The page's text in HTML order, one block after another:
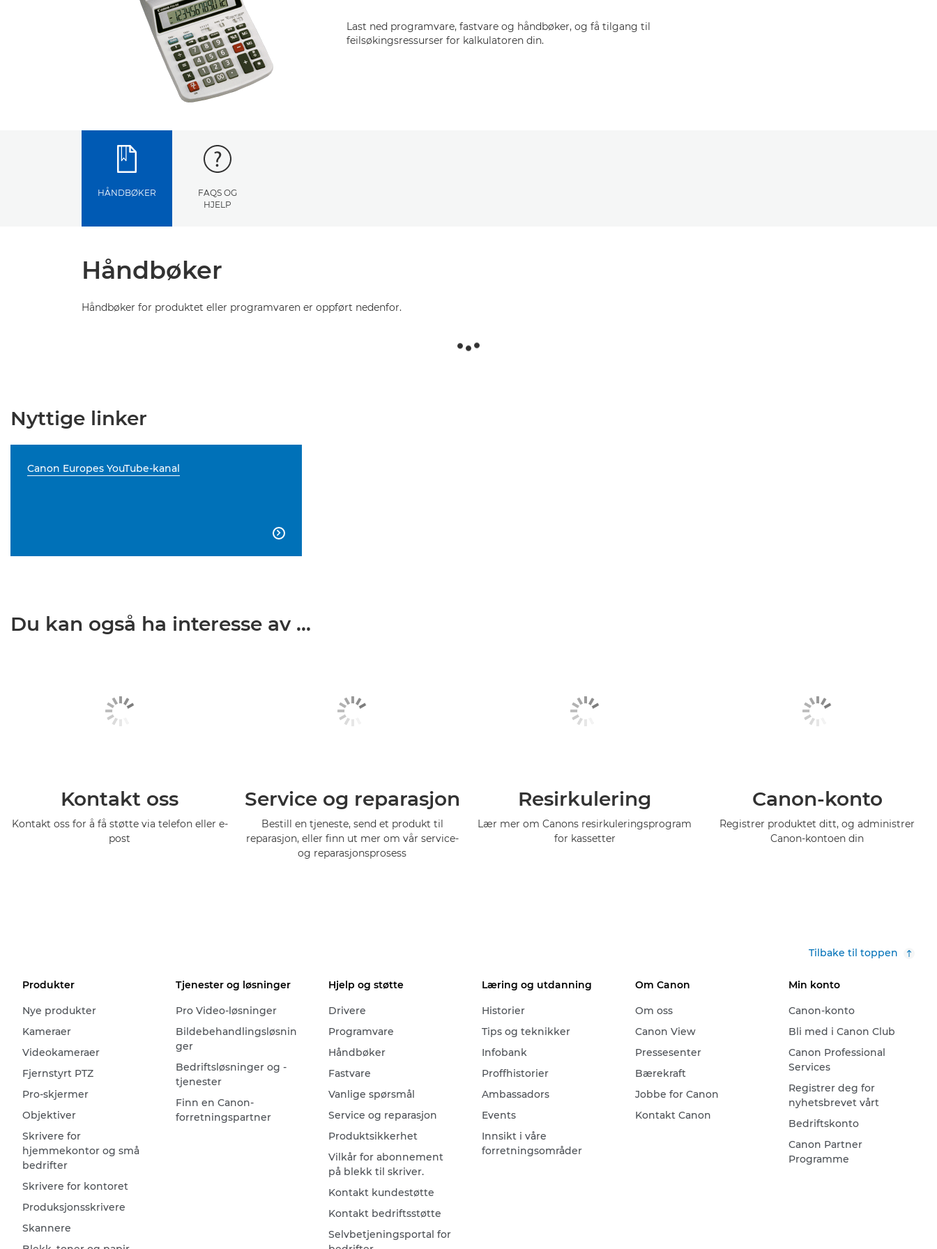
Last ned programvare, fastvare og håndbøker, og få tilgang til
feilsøkingsressurser for kalkulatoren din.
HÅNDBØKER
FAQS OG
HJELP
Håndbøker
Håndbøker for produktet eller programvaren er oppført nedenfor.
Nyttige linker
Canon Europes YouTube-kanal

Du kan også ha interesse av ...
Kontakt oss
Kontakt oss for å få støtte via telefon eller e-
post
Service og reparasjon
Bestill en tjeneste, send et produkt til
reparasjon, eller finn ut mer om vår service-
og reparasjonsprosess
Resirkulering
Lær mer om Canons resirkuleringsprogram
for kassetter
Canon-konto
Registrer produktet ditt, og administrer
Canon-kontoen din
Tilbake til toppen
Produkter
Nye produkter
Kameraer
Videokameraer
Fjernstyrt PTZ
Pro-skjermer
Objektiver
Skrivere for
hjemmekontor og små
bedrifter
Skrivere for kontoret
Produksjonsskrivere
Skannere
Tjenester og løsninger
Pro Video-løsninger
Bildebehandlingsløsnin
ger
Bedriftsløsninger og -
tjenester
Finn en Canon-
forretningspartner
Hjelp og støtte
Drivere
Programvare
Håndbøker
Fastvare
Vanlige spørsmål
Service og reparasjon
Produktsikkerhet
Vilkår for abonnement
på blekk til skriver.
Kontakt kundestøtte
Kontakt bedriftsstøtte
Selvbetjeningsportal for
Læring og utdanning
Historier
Tips og teknikker
Infobank
Proffhistorier
Ambassadors
Events
Innsikt i våre
forretningsområder
Om Canon
Om oss
Canon View
Pressesenter
Bærekraft
Jobbe for Canon
Kontakt Canon
Min konto
Canon-konto
Bli med i Canon Club
Canon Professional
Services
Registrer deg for
nyhetsbrevet vårt
Bedriftskonto
Canon Partner
Programme